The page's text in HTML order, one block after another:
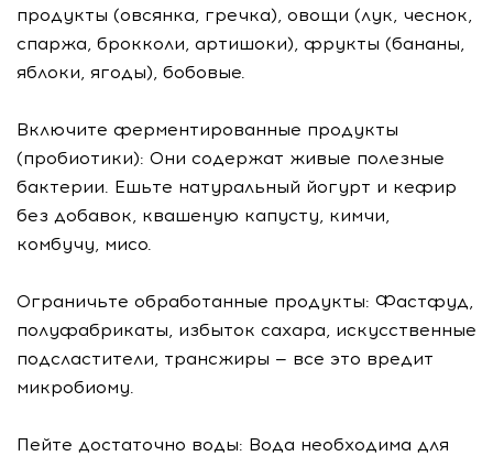
продукты (овсянка, гречка), овощи (лук, чеснок,
спаржа, брокколи, артишоки), фрукты (бананы,
яблоки, ягоды), бобовые.
Включите ферментированные продукты
(пробиотики): Они содержат живые полезные
бактерии. Ешьте натуральный йогурт и кефир
без добавок, квашеную капусту, кимчи,
комбучу, мисо.
Ограничьте обработанные продукты: Фастфуд,
полуфабрикаты, избыток сахара, искусственные
подсластители, трансжиры — все это вредит
микробиому.
Пейте достаточно воды: Вода необходима для